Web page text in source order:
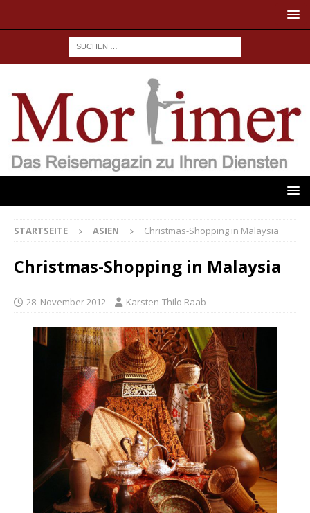
STARTSEITE ASIEN Christmas-Shopping in Malaysia
Christmas-Shopping in Malaysia
28. November 2012 Karsten-Thilo Raab